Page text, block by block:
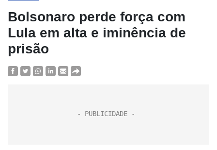
Bolsonaro perde força com
Lula em alta e iminência de
prisão